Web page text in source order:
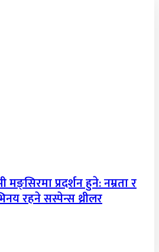
मङ्सिरमा प्रदर्शन हुने: नम्रता र
रहने सस्पेन्स थ्रीलर